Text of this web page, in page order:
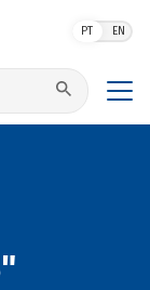
PT EN